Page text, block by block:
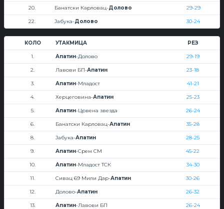
20. Банатски Карловац-Долово 29-29
22. Јабука-Долово 30-24
КОЛО УТАКМИЦА РЕЗ
1. Апатин-Долово 29-19
2. Лавови БП-Апатин 23-18
3. Апатин-Младост 41-21
4. Херцеговина-Апатин 25-23
5. Апатин-Црвена звезда 26-24
6. Банатски Карловац-Апатин 35-28
8. Јабука-Апатин 28-25
9. Апатин-Срем СМ 45-22
10. Апатин-Младост ТСК 34-30
11. Сивац 69 Мили Дар-Апатин 30-26
12. Долово-Апатин 26-32
13. Апатин-Лавови БП 26-24